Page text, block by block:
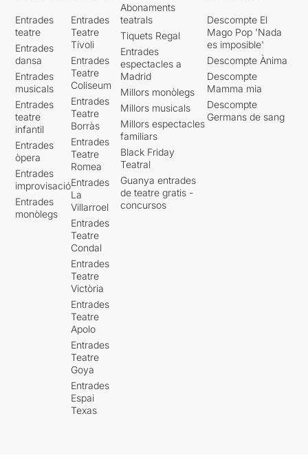
Entrades
teatre
Entrades
dansa
Entrades
musicals
Entrades
teatre
infantil
Entrades
òpera
Entrades
improvisació
Entrades
monòlegs
Entrades
Teatre
Tívoli
Entrades
Teatre
Coliseum
Entrades
Teatre
Borràs
Entrades
Teatre
Romea
Entrades
La
Villarroel
Entrades
Teatre
Condal
Entrades
Teatre
Victòria
Entrades
Teatre
Apolo
Entrades
Teatre
Goya
Entrades
Espai
Texas
Abonaments
teatrals
Tiquets Regal
Entrades
espectacles a
Madrid
Millors monòlegs
Millors musicals
Millors espectacles
familiars
Black Friday
Teatral
Guanya entrades
de teatre gratis -
concursos
Descompte El
Mago Pop 'Nada
es imposible'
Descompte Ànima
Descompte
Mamma mia
Descompte
Germans de sang